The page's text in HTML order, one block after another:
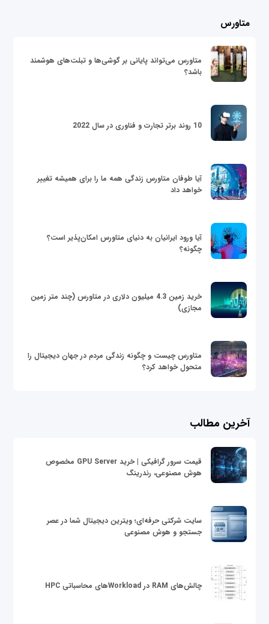
متاورس
متاورس می‌تواند پایانی بر گوشی‌ها و تبلت‌های هوشمند
باشد؟
10 روند برتر تجارت و فناوری در سال 2022
آیا طوفان متاورس زندگی همه ما را برای همیشه تغییر
خواهد داد
آیا ورود ایرانیان به دنیای متاورس امکان‌پذیر است؟
چگونه؟
خرید زمین 4.3 میلیون دلاری در متاورس (چند متر زمین
مجازی)
متاورس چیست و چگونه زندگی مردم در جهان دیجیتال را
متحول خواهد کرد؟
آخرین مطالب
قیمت سرور گرافیکی | خرید GPU Server مخصوص
هوش مصنوعی، رندرینگ
سایت شرکتی حرفه‌ای؛ ویترین دیجیتال شما در عصر
جستجو و هوش مصنوعی
چالش‌های RAM در Workloadهای محاسباتی HPC